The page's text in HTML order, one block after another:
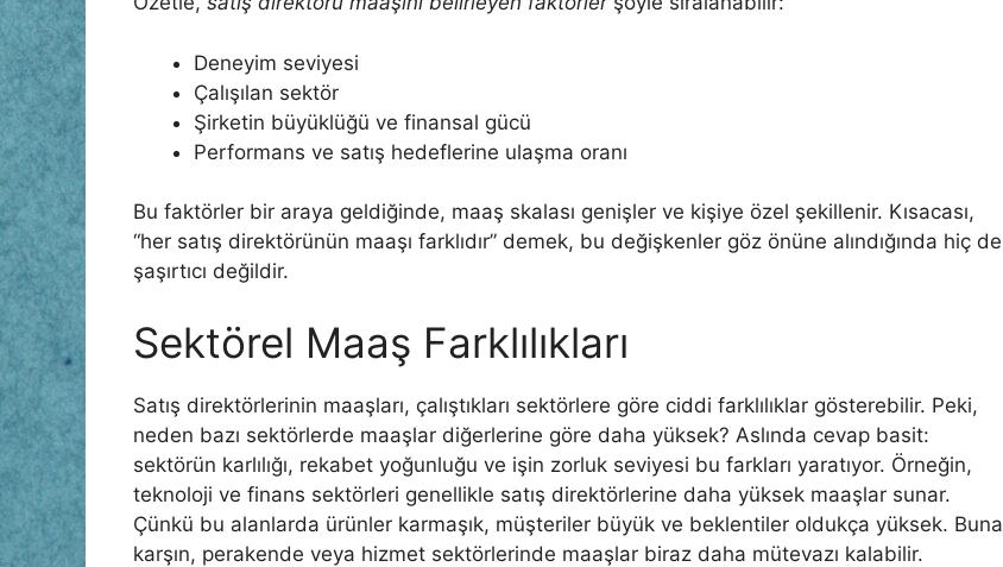
Deneyim seviyesi
Çalışılan sektör
Şirketin büyüklüğü ve finansal gücü
Performans ve satış hedeflerine ulaşma oranı
Bu faktörler bir araya geldiğinde, maaş skalası genişler ve kişiye özel şekillenir. Kısacası,
“her satış direktörünün maaşı farklıdır” demek, bu değişkenler göz önüne alındığında hiç de
şaşırtıcı değildir.
Sektörel Maaş Farklılıkları
Satış direktörlerinin maaşları, çalıştıkları sektörlere göre ciddi farklılıklar gösterebilir. Peki,
neden bazı sektörlerde maaşlar diğerlerine göre daha yüksek? Aslında cevap basit:
sektörün karlılığı, rekabet yoğunluğu ve işin zorluk seviyesi bu farkları yaratıyor. Örneğin,
teknoloji ve finans sektörleri genellikle satış direktörlerine daha yüksek maaşlar sunar.
Çünkü bu alanlarda ürünler karmaşık, müşteriler büyük ve beklentiler oldukça yüksek. Buna
karşın, perakende veya hizmet sektörlerinde maaşlar biraz daha mütevazı kalabilir.